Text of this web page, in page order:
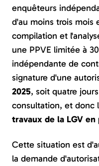
enquêteurs
d'au moins trois mois
compilation et
une PPVE limitée à
indépendante de
signature d'une
2025, soit quatre
consultation, et donc
travaux de la LGV
Cette situation est
la demande